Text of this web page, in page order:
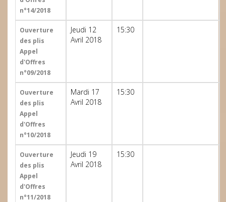
n°14/2018
Ouverture
des plis
Appel
d'Offres
n°09/2018
Jeudi 12
Avril 2018
15:30
Ouverture
des plis
Appel
d'Offres
n°10/2018
Mardi 17
Avril 2018
15:30
Ouverture
des plis
Appel
d'Offres
n°11/2018
Jeudi 19
Avril 2018
15:30